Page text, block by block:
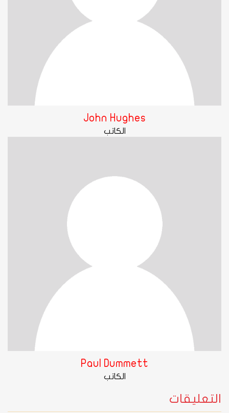
John Hughes
الكاتب
Paul Dummett
الكاتب
التعليقات